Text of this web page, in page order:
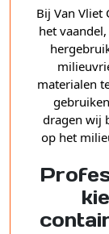
Bij Van Vliet
het
materialen
dragen wij
op het